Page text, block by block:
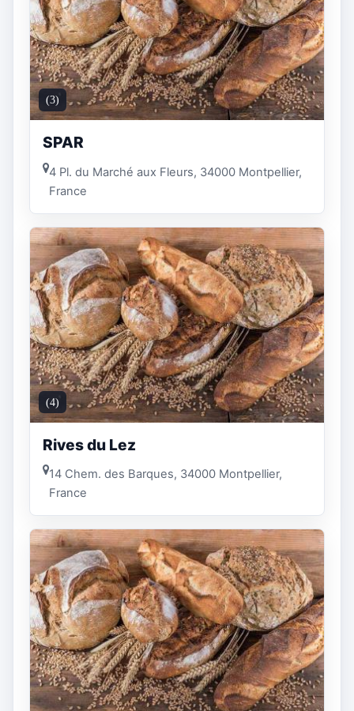
(3)
SPAR
4 Pl. du Marché aux Fleurs, 34000 Montpellier,
France
(4)
Rives du Lez
14 Chem. des Barques, 34000 Montpellier,
France